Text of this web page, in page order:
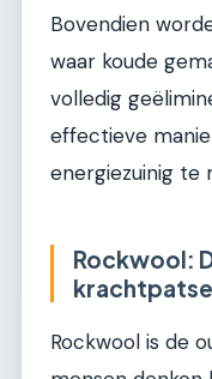
Bovendien
waar koude
volledig
effectieve
energiezuinig te
Rockwool:
Rockwool is de